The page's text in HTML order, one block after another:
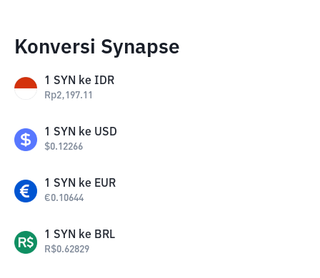
Konversi Synapse
1 SYN ke IDR
Rp2,197.11
1 SYN ke USD
$0.12266
1 SYN ke EUR
€0.10644
1 SYN ke BRL
R$0.62829